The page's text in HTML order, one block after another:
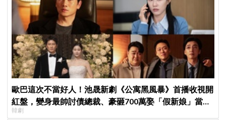
歐巴這次不當好人！池晟新劇《公寓黑風暴》首播收視開
紅盤，變身最帥討債總裁、豪砸700萬娶「假新娘」當眾
激吻！
韓劇